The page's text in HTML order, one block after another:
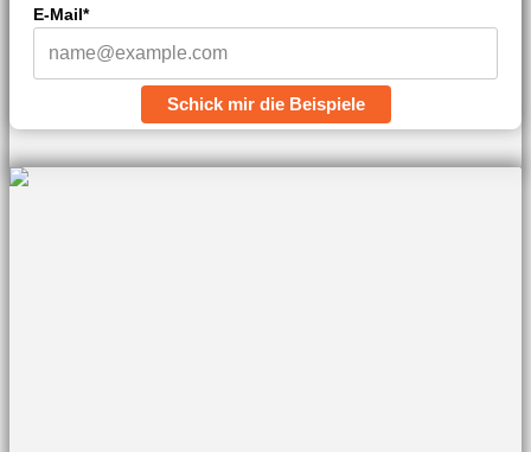
E-Mail*
Schick mir die Beispiele